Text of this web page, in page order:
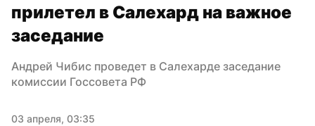
прилетел в Салехард на важное
заседание
Андрей Чибис проведет в Салехарде заседание
комиссии Госсовета РФ
03 апреля, 03:35